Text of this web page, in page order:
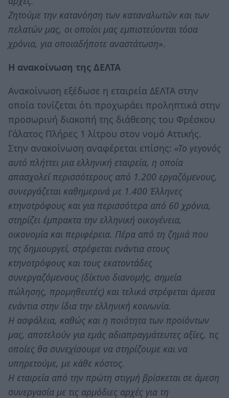
Ζητούμε την κατανόηση των καταναλωτών και των
πελατών μας, οι οποίοι μας εμπιστεύονται τόσα
χρόνια, για οποιαδήποτε αναστάτωση».
Η ανακοίνωση της ΔΕΛΤΑ
Ανακοίνωση εξέδωσε η εταιρεία ΔΕΛΤΑ στην
οποία τονίζεται ότι προχωράει προληπτικά στην
προσωρινή διακοπή της διάθεσης του Φρέσκου
Γάλατος Πλήρες 1 λίτρου στον νομό Αττικής.
Στην ανακοίνωση αναφέρεται επίσης: «Το γεγονός
αυτό πλήττει μια ελληνική εταιρεία, η οποία
απασχολεί περισσότερους από 1.200 εργαζόμενους,
συνεργάζεται καθημερινά με 1.400 Έλληνες
κτηνοτρόφους και για περισσότερα από 60 χρόνια,
στηρίζει έμπρακτα την ελληνική οικογένεια,
οικονομία και περιφέρεια. Πέρα από τη ζημιά που
της δημιουργεί, στρέφεται ενάντια στους
κτηνοτρόφους και τους εκατοντάδες
συνεργαζόμενους (δίκτυο διανομής, σημεία
πώλησης, προμηθευτές) και τελικά στρέφεται άμεσα
ενάντια στην ίδια την ελληνική κοινωνία.
Η ασφάλεια, καθώς και η ποιότητα των προϊόντων
μας, αποτελούν για εμάς αδιαπραγμάτευτες αξίες, τις
οποίες θα συνεχίσουμε να στηρίζουμε και να
υπηρετούμε, με κάθε κόστος.
Η εταιρεία από την πρώτη στιγμή βρίσκεται σε άμεση
συνεργασία με τις αρμόδιες αρχές για τη